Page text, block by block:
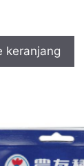
keranjang